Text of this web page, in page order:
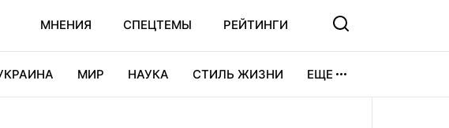
МНЕНИЯ СПЕЦТЕМЫ РЕЙТИНГИ
МИР НАУКА СТИЛЬ ЖИЗНИ ЕЩЕ